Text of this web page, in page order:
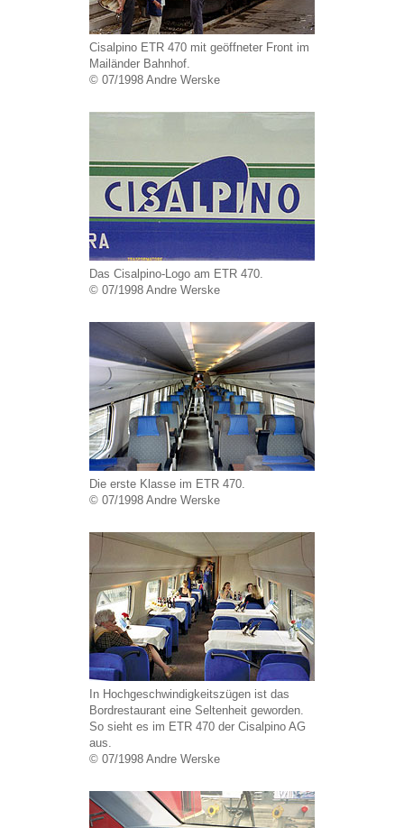
Cisalpino ETR 470 mit geöffneter Front im
Mailänder Bahnhof.
© 07/1998 Andre Werske
Das Cisalpino-Logo am ETR 470.
© 07/1998 Andre Werske
Die erste Klasse im ETR 470.
© 07/1998 Andre Werske
In Hochgeschwindigkeitszügen ist das
Bordrestaurant eine Seltenheit geworden.
So sieht es im ETR 470 der Cisalpino AG
aus.
© 07/1998 Andre Werske